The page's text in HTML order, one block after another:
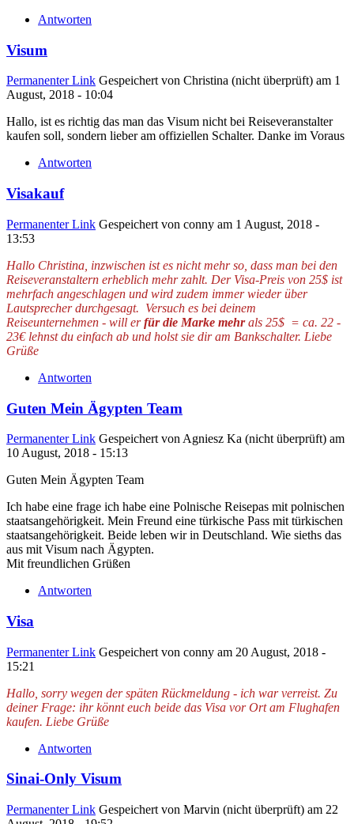
Antworten
Visum
Permanenter Link Gespeichert von Christina (nicht überprüft) am 1
August, 2018 - 10:04
Hallo, ist es richtig das man das Visum nicht bei Reiseveranstalter
kaufen soll, sondern lieber am offiziellen Schalter. Danke im Voraus
Antworten
Visakauf
Permanenter Link Gespeichert von conny am 1 August, 2018 -
13:53
Hallo Christina, inzwischen ist es nicht mehr so, dass man bei den
Reiseveranstaltern erheblich mehr zahlt. Der Visa-Preis von 25$ ist
mehrfach angeschlagen und wird zudem immer wieder über
Lautsprecher durchgesagt. Versuch es bei deinem
Reiseunternehmen - will erfür die Marke mehrals 25$ = ca. 22 -
23€ lehnst du einfach ab und holst sie dir am Bankschalter. Liebe
Grüße
Antworten
Guten Mein Ägypten Team
Permanenter Link Gespeichert von Agniesz Ka (nicht überprüft) am
10 August, 2018 - 15:13
Guten Mein Ägypten Team
Ich habe eine frage ich habe eine Polnische Reisepas mit polnischen
staatsangehörigkeit. Mein Freund eine türkische Pass mit türkischen
staatsangehörigkeit. Beide leben wir in Deutschland. Wie sieths das
aus mit Visum nach Ägypten.
Mit freundlichen Grüßen
Antworten
Visa
Permanenter Link Gespeichert von conny am 20 August, 2018 -
15:21
Hallo, sorry wegen der späten Rückmeldung - ich war verreist. Zu
deiner Frage: ihr könnt euch beide das Visa vor Ort am Flughafen
kaufen. Liebe Grüße
Antworten
Sinai-Only Visum
Permanenter Link Gespeichert von Marvin (nicht überprüft) am 22